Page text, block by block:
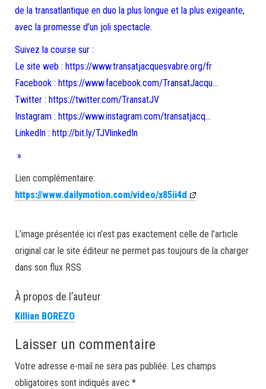
de la transatlantique en duo la plus longue et la plus exigeante,
avec la promesse d’un joli spectacle.
Suivez la course sur :
Le site web : https://www.transatjacquesvabre.org/fr
Facebook : https://www.facebook.com/TransatJacqu…
Twitter : https://twitter.com/TransatJV
Instagram : https://www.instagram.com/transatjacq…
LinkedIn : http://bit.ly/TJVlinkedIn
»
Lien complémentaire:
https://www.dailymotion.com/video/x85ii4d
L’image présentée ici n’est pas exactement celle de l’article
original car le site éditeur ne permet pas toujours de la charger
dans son flux RSS.
À propos de l’auteur
Killian BOREZO
Laisser un commentaire
Votre adresse e-mail ne sera pas publiée. Les champs
obligatoires sont indiqués avec *